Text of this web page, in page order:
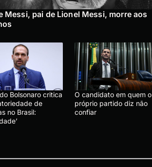
Messi, pai de Lionel Messi, morre aos
Bolsonaro critica
de
no Brasil:
O candidato em quem o
próprio partido diz não
confiar